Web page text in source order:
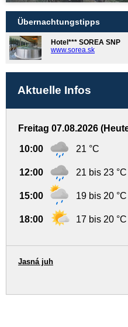
Übernachtungstipps
Hotel*** SOREA SNP
www.sorea.sk
Aktuelle Infos
Freitag 07.08.2026
10:00 21 °C
12:00 21 bis 23 °C
15:00 19 bis 20 °C
18:00 17 bis 20 °C
Jasná juh